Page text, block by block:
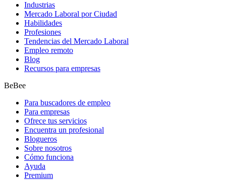
Industrias
Mercado Laboral por Ciudad
Habilidades
Profesiones
Tendencias del Mercado Laboral
Empleo remoto
Blog
Recursos para empresas
BeBee
Para buscadores de empleo
Para empresas
Ofrece tus servicios
Encuentra un profesional
Blogueros
Sobre nosotros
Cómo funciona
Ayuda
Premium